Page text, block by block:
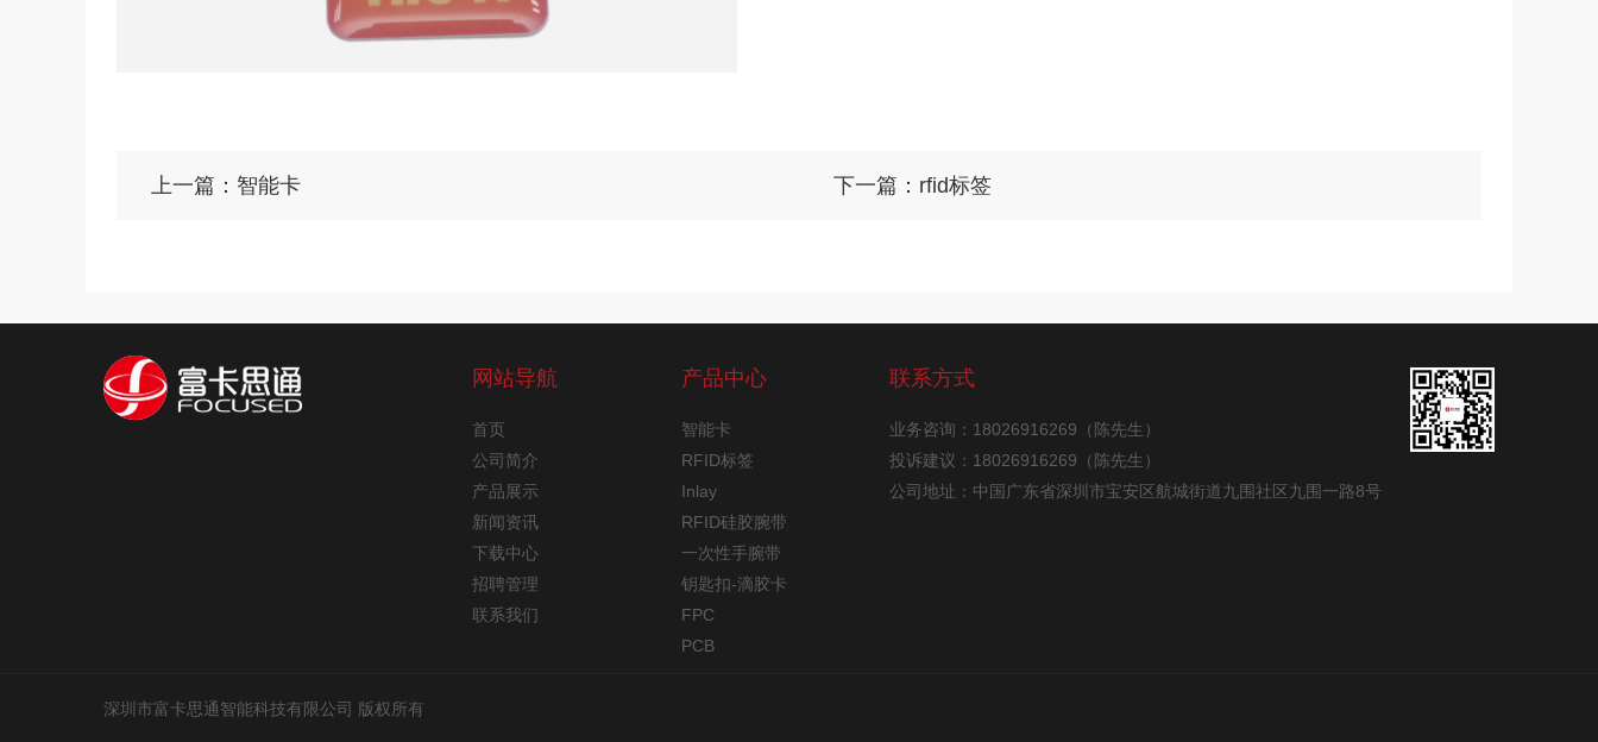
上一篇：智能卡 下一篇：rfid标签
网站导航
首页
公司简介
产品展示
新闻资讯
下载中心
招聘管理
联系我们
产品中心
智能卡
RFID标签
Inlay
RFID硅胶腕带
一次性手腕带
钥匙扣-滴胶卡
FPC
PCB
联系方式
业务咨询：18026916269（陈先生）
投诉建议：18026916269（陈先生）
公司地址：中国广东省深圳市宝安区航城街道九围社区九围一路8号
深圳市富卡思通智能科技有限公司 版权所有